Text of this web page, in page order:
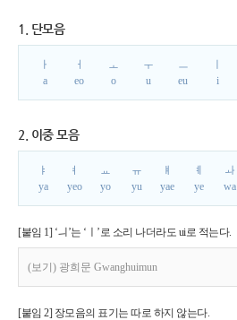
1. 단모음
ㅏ
a
ㅓ
eo
ㅗ
o
ㅜ
u
ㅡ
eu
i
2. 이중 모음
ㅑ
ya
ㅕ
yeo
ㅛ
yo
ㅠ
yu
ㅒ
yae
ㅖ
ye
ㅘ
wa
[붙임 1] ‘ㅢ’는 ‘ㅣ’로 소리 나더라도 ui로 적는다.
(보기) 광희문 Gwanghuimun
[붙임 2] 장모음의 표기는 따로 하지 않는다.